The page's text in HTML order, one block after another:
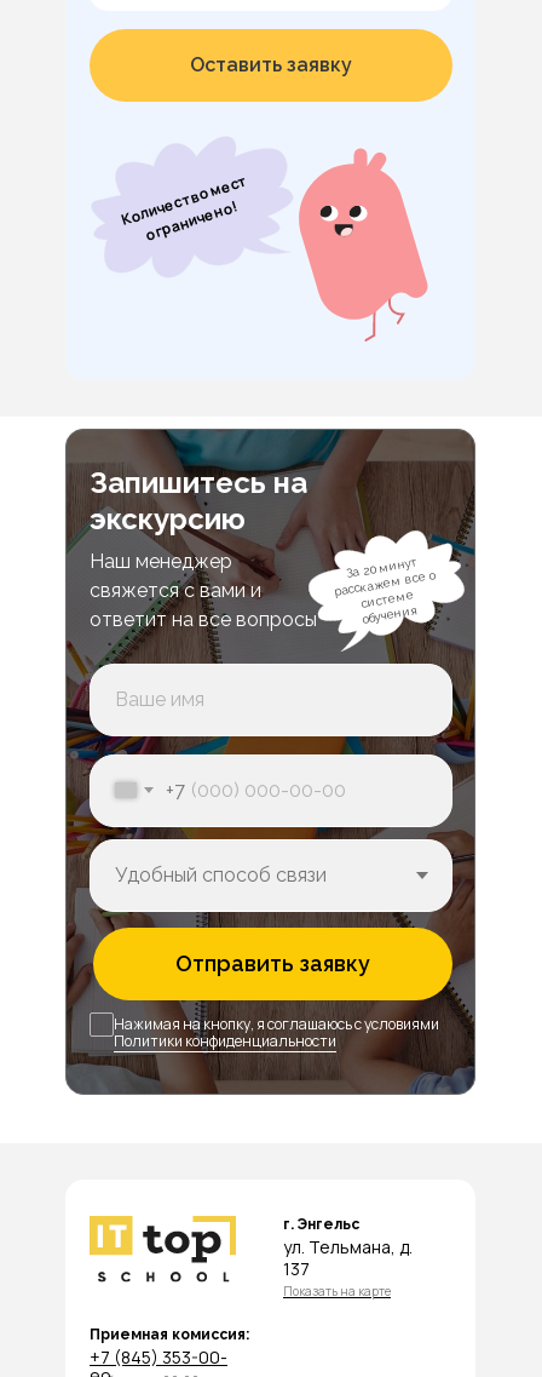
Оставить заявку
К
о
л
и
ч
е
с
т
в
о
м
е
с
т
ог
р
а
н
и
ч
е
н
о!
Запишитесь на
экскурсию
Наш менеджер
свяжется с вами и
ответит на все вопросы
За 20 минут
расскажем все о
системе
обучения
+7
Отправить заявку
Нажимая на кнопку, я соглашаюсь с условиями
Политики конфиденциальности
г. Энгельс
Приемная комиссия:
ул. Тельмана, д.
137
Показать на карте
+7 (845) 353-00-